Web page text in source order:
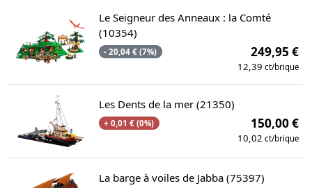
Le Seigneur des Anneaux : la Comté
(10354)
- 20,04 € (7%) 249,95 €
12,39 ct/brique
Les Dents de la mer (21350)
+ 0,01 € (0%) 150,00 €
10,02 ct/brique
La barge à voiles de Jabba (75397)